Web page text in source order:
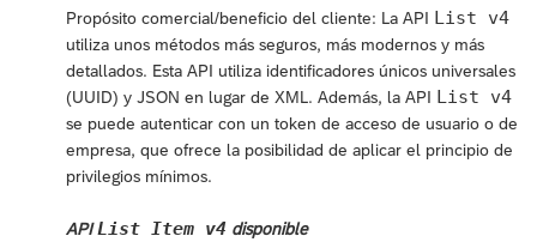
Propósito comercial/beneficio del cliente: La API List v4
utiliza unos métodos más seguros, más modernos y más
detallados. Esta API utiliza identificadores únicos universales
(UUID) y JSON en lugar de XML. Además, la API List v4
se puede autenticar con un token de acceso de usuario o de
empresa, que ofrece la posibilidad de aplicar el principio de
privilegios mínimos.
APIList Item v4 disponible